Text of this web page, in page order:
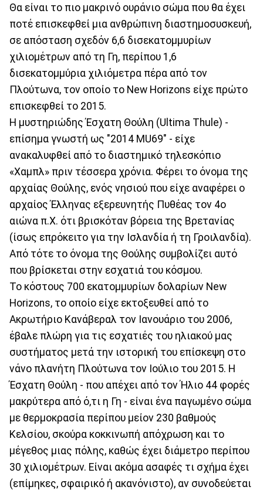
Θα είναι το πιο μακρινό ουράνιο σώμα που θα έχει
ποτέ επισκεφθεί μια ανθρώπινη διαστημοσυσκευή,
σε απόσταση σχεδόν 6,6 δισεκατομμυρίων
χιλιομέτρων από τη Γη, περίπου 1,6
δισεκατομμύρια χιλιόμετρα πέρα από τον
Πλούτωνα, τον οποίο το New Horizons είχε πρώτο
επισκεφθεί το 2015.
Η μυστηριώδης Έσχατη Θούλη (Ultima Thule) -
επίσημα γνωστή ως "2014 MU69" - είχε
ανακαλυφθεί από το διαστημικό τηλεσκόπιο
«Χαμπλ» πριν τέσσερα χρόνια. Φέρει το όνομα της
αρχαίας Θούλης, ενός νησιού που είχε αναφέρει ο
αρχαίος Έλληνας εξερευνητής Πυθέας τον 4ο
αιώνα π.Χ. ότι βρισκόταν βόρεια της Βρετανίας
(ίσως επρόκειτο για την Ισλανδία ή τη Γροιλανδία).
Από τότε το όνομα της Θούλης συμβολίζει αυτό
που βρίσκεται στην εσχατιά του κόσμου.
Το κόστους 700 εκατομμυρίων δολαρίων New
Horizons, το οποίο είχε εκτοξευθεί από το
Ακρωτήριο Κανάβεραλ τον Ιανουάριο του 2006,
έβαλε πλώρη για τις εσχατιές του ηλιακού μας
συστήματος μετά την ιστορική του επίσκεψη στο
νάνο πλανήτη Πλούτωνα τον Ιούλιο του 2015. Η
Έσχατη Θούλη - που απέχει από τον Ήλιο 44 φορές
μακρύτερα από ό,τι η Γη - είναι ένα παγωμένο σώμα
με θερμοκρασία περίπου μείον 230 βαθμούς
Κελσίου, σκούρα κοκκινωπή απόχρωση και το
μέγεθος μιας πόλης, καθώς έχει διάμετρο περίπου
30 χιλιομέτρων. Είναι ακόμα ασαφές τι σχήμα έχει
(επίμηκες, σφαιρικό ή ακανόνιστο), αν συνοδεύεται